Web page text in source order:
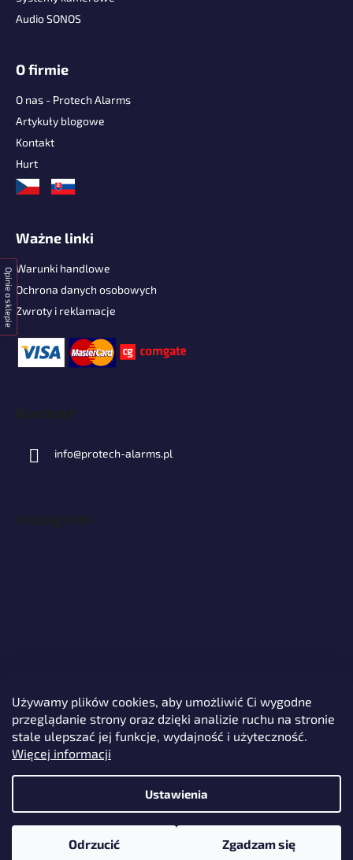
Używamy plików cookies, aby umożliwić Ci wygodne
przeglądanie strony oraz dzięki analizie ruchu na stronie
stale ulepszać jej funkcje, wydajność i użyteczność.
Więcej informacji
Ustawienia
Odrzucić Zgadzam się
Opinie o sklepie
Audio SONOS
O firmie
O nas - Protech Alarms
Artykuły blogowe
Kontakt
Hurt
Ważne linki
Warunki handlowe
Ochrona danych osobowych
Zwroty i reklamacje
Kontakt
info@protech-alarms.pl
Instagram
Śledź na Instagramie
Copyright 2026Protech Alarms
. Wszystkie prawa zastrzeżone.